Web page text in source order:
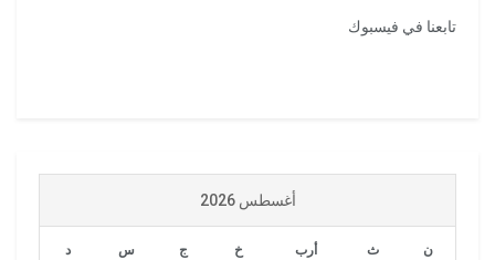
تابعنا في فيسبوك
أغسطس 2026
ن ث أرب خ ج س د